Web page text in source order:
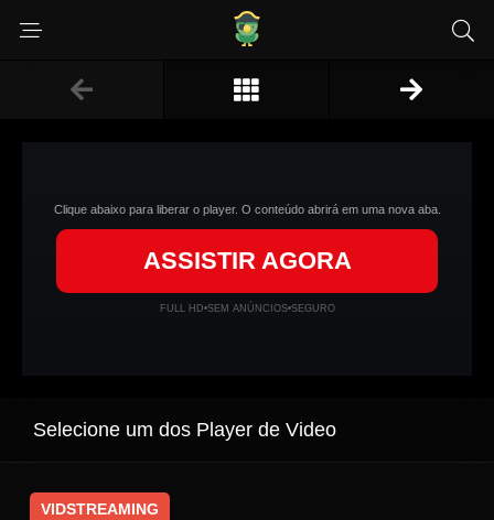
Clique abaixo para liberar o player. O conteúdo abrirá em uma nova aba.
ASSISTIR AGORA
FULL HD•SEM ANÚNCIOS•SEGURO
Selecione um dos Player de Video
VIDSTREAMING